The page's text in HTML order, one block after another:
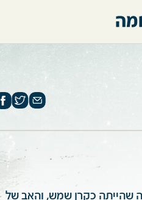
שהייתה כקרן שמש, והאב של